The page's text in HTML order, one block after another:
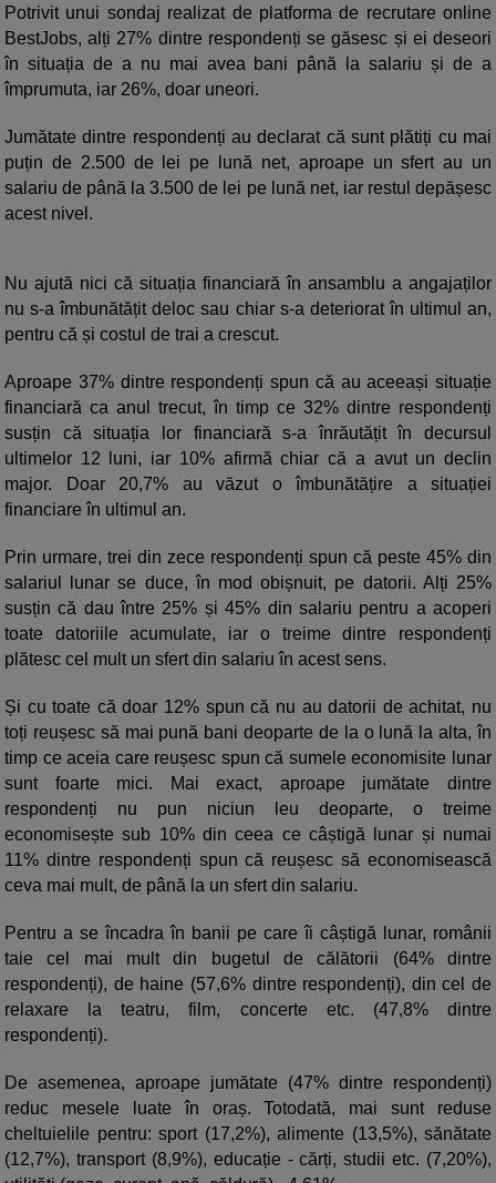
Potrivit unui sondaj realizat de platforma de recrutare online
BestJobs, alți 27% dintre respondenți se găsesc și ei deseori
în situația de a nu mai avea bani până la salariu și de a
împrumuta, iar 26%, doar uneori.
Jumătate dintre respondenți au declarat că sunt plătiți cu mai
puțin de 2.500 de lei pe lună net, aproape un sfert au un
salariu de până la 3.500 de lei pe lună net, iar restul depășesc
acest nivel.
Nu ajută nici că situația financiară în ansamblu a angajaților
nu s-a îmbunătățit deloc sau chiar s-a deteriorat în ultimul an,
pentru că și costul de trai a crescut.
Aproape 37% dintre respondenți spun că au aceeași situație
financiară ca anul trecut, în timp ce 32% dintre respondenți
susțin că situația lor financiară s-a înrăutățit în decursul
ultimelor 12 luni, iar 10% afirmă chiar că a avut un declin
major. Doar 20,7% au văzut o îmbunătățire a situației
financiare în ultimul an.
Prin urmare, trei din zece respondenți spun că peste 45% din
salariul lunar se duce, în mod obișnuit, pe datorii. Alți 25%
susțin că dau între 25% și 45% din salariu pentru a acoperi
toate datoriile acumulate, iar o treime dintre respondenți
plătesc cel mult un sfert din salariu în acest sens.
Și cu toate că doar 12% spun că nu au datorii de achitat, nu
toți reușesc să mai pună bani deoparte de la o lună la alta, în
timp ce aceia care reușesc spun că sumele economisite lunar
sunt foarte mici. Mai exact, aproape jumătate dintre
respondenți nu pun niciun leu deoparte, o treime
economisește sub 10% din ceea ce câștigă lunar și numai
11% dintre respondenți spun că reușesc să economisească
ceva mai mult, de până la un sfert din salariu.
Pentru a se încadra în banii pe care îi câștigă lunar, românii
taie cel mai mult din bugetul de călătorii (64% dintre
respondenți), de haine (57,6% dintre respondenți), din cel de
relaxare la teatru, film, concerte etc. (47,8% dintre
respondenți).
De asemenea, aproape jumătate (47% dintre respondenți)
reduc mesele luate în oraș. Totodată, mai sunt reduse
cheltuielile pentru: sport (17,2%), alimente (13,5%), sănătate
(12,7%), transport (8,9%), educație - cărți, studii etc. (7,20%),